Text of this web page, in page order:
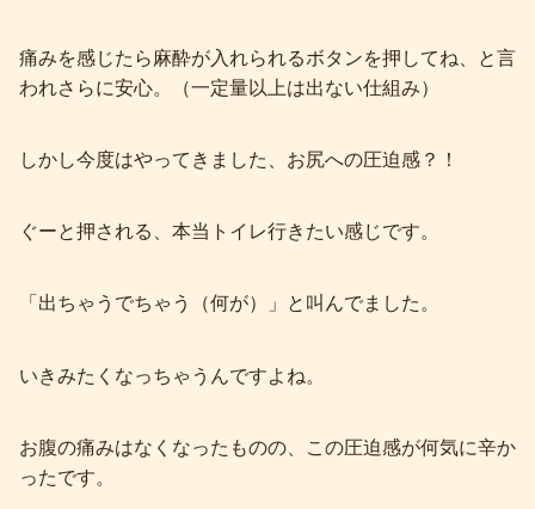
痛みを感じたら麻酔が入れられるボタンを押してね、と言
われさらに安心。（一定量以上は出ない仕組み）
しかし今度はやってきました、お尻への圧迫感？！
ぐーと押される、本当トイレ行きたい感じです。
「出ちゃうでちゃう（何が）」と叫んでました。
いきみたくなっちゃうんですよね。
お腹の痛みはなくなったものの、この圧迫感が何気に辛か
ったです。